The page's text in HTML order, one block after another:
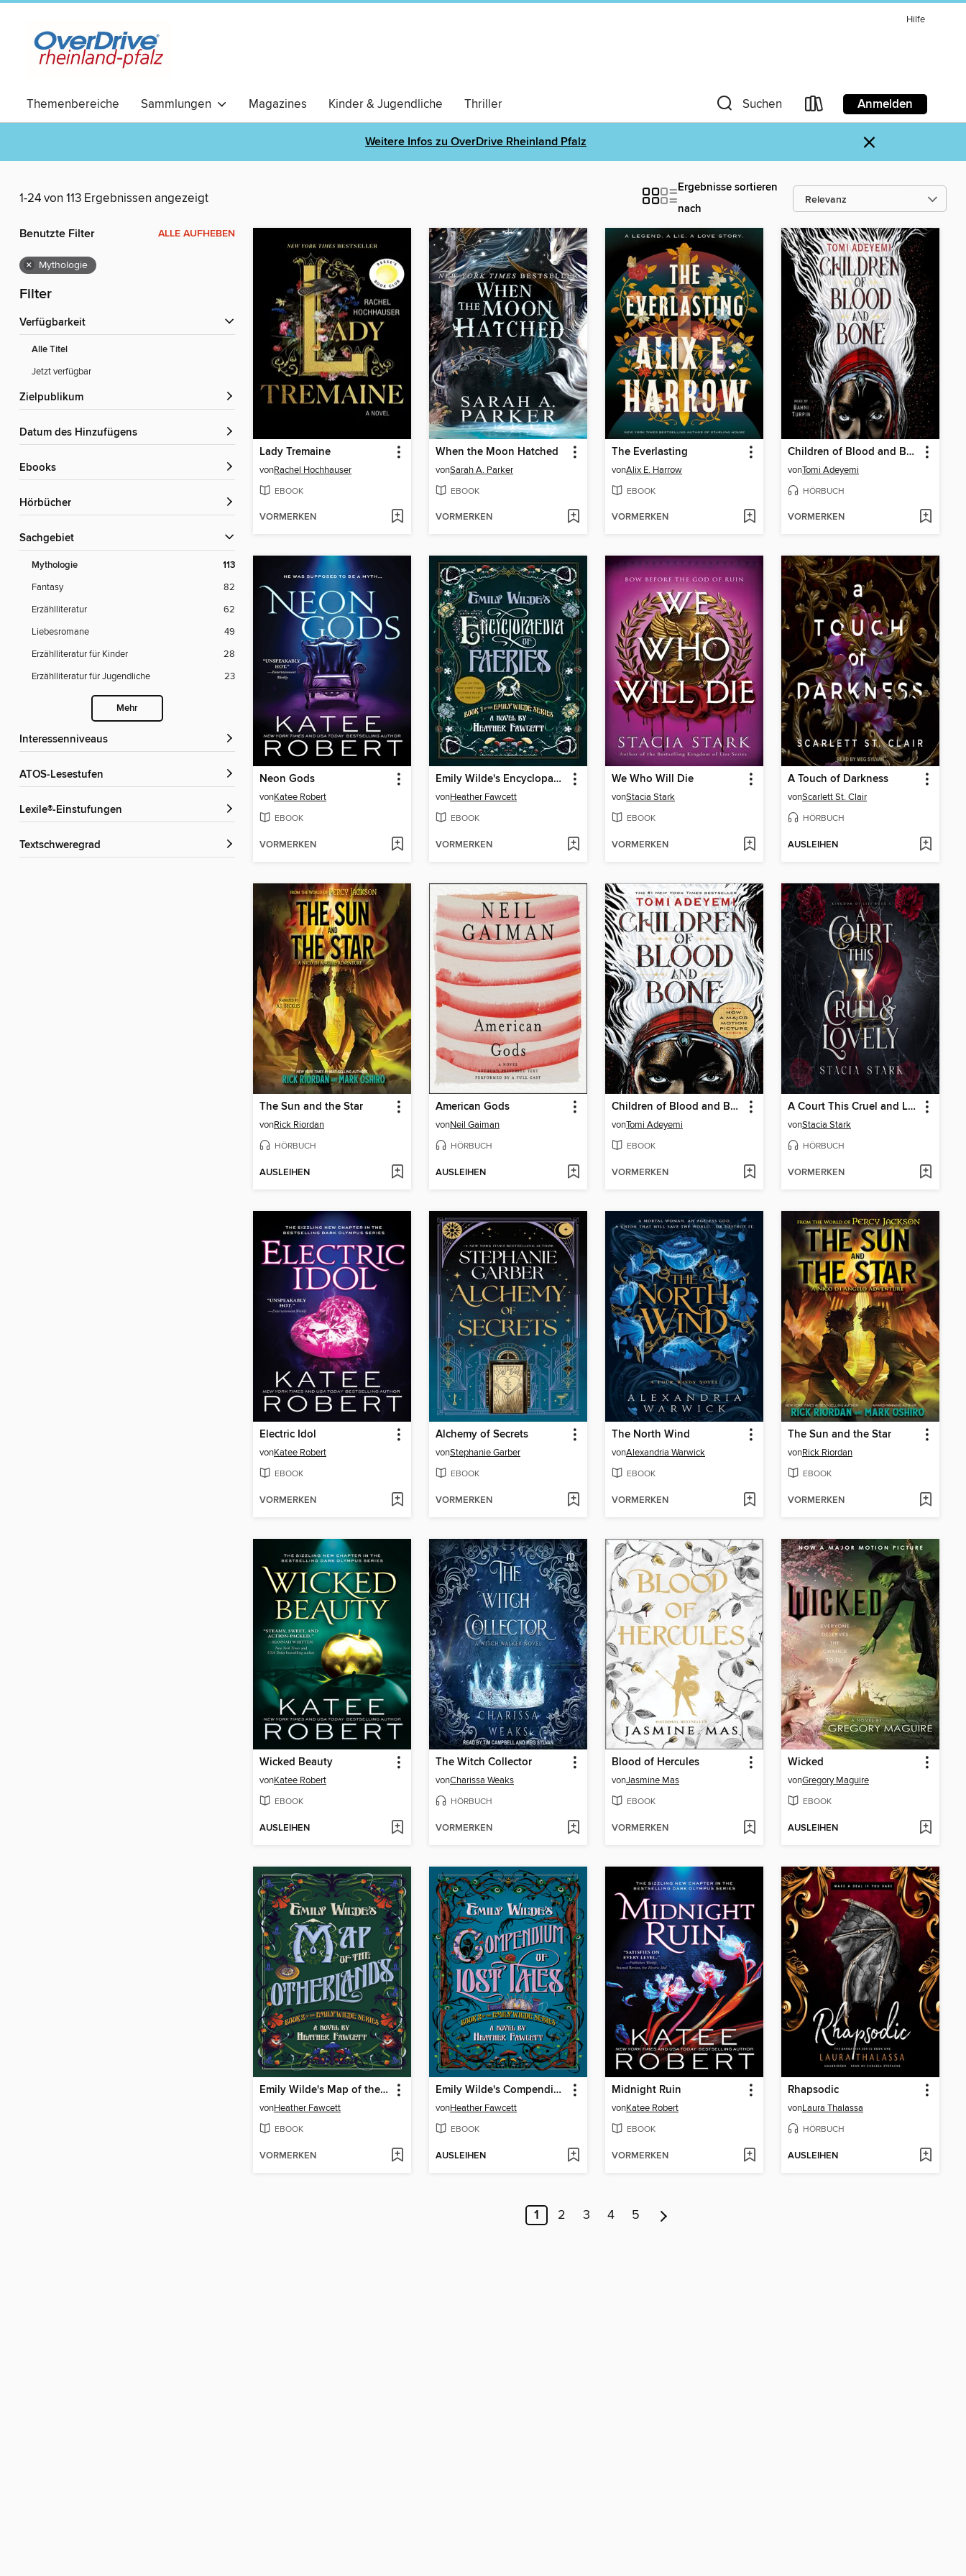
Hilfe
Themenbereiche Sammlungen Magazines Kinder & Jugendliche
Thriller
RomCom
Suchen Anmelden
Weitere Infos zu OverDrive Rheinland Pfalz ×
1-24 von 113 Ergebnissen angezeigt
Ergebnisse sortieren
nach
Benutzte Filter ALLE AUFHEBEN
× Mythologie
Filter
Verfügbarkeit
Alle Titel
Jetzt verfügbar
Zielpublikum
Datum des Hinzufügens
ebooks
Hörbücher
Sachgebiet
Mythologie 113
Fantasy
82
Erzählliteratur
62
Liebesromane
49
Erzählliteratur für Kinder
28
Erzählliteratur für Jugendliche
23
Mehr
Interessenniveaus
ATOS-Lesestufen
Lexile®-Einstufungen
Textschweregrad
Lady Tremaine
vonRachel Hochhauser
EBOOK
VORMERKEN
When the Moon Hatched
vonSarah A. Parker
EBOOK
VORMERKEN
The Everlasting
vonAlix E. Harrow
EBOOK
VORMERKEN
Children of Blood and Bone
vonTomi Adeyemi
HÖRBUCH
VORMERKEN
Neon Gods
vonKatee Robert
EBOOK
VORMERKEN
Emily Wilde's Encyclopaedia of Faeries
vonHeather Fawcett
EBOOK
VORMERKEN
We Who Will Die
vonStacia Stark
EBOOK
VORMERKEN
A Touch of Darkness
vonScarlett St. Clair
HÖRBUCH
AUSLEIHEN
The Sun and the Star
vonRick Riordan
HÖRBUCH
AUSLEIHEN
American Gods
vonNeil Gaiman
HÖRBUCH
AUSLEIHEN
Children of Blood and Bone
vonTomi Adeyemi
EBOOK
VORMERKEN
A Court This Cruel and Lovely
vonStacia Stark
HÖRBUCH
VORMERKEN
Electric Idol
vonKatee Robert
EBOOK
VORMERKEN
Alchemy of Secrets
vonStephanie Garber
EBOOK
VORMERKEN
The North Wind
vonAlexandria Warwick
EBOOK
VORMERKEN
The Sun and the Star
vonRick Riordan
EBOOK
VORMERKEN
Wicked Beauty
vonKatee Robert
EBOOK
AUSLEIHEN
The Witch Collector
vonCharissa Weaks
HÖRBUCH
VORMERKEN
Blood of Hercules
vonJasmine Mas
EBOOK
VORMERKEN
Wicked
vonGregory Maguire
EBOOK
AUSLEIHEN
Emily Wilde's Map of the Otherlands
vonHeather Fawcett
EBOOK
VORMERKEN
Emily Wilde's Compendium of Lost Tales
vonHeather Fawcett
EBOOK
AUSLEIHEN
Midnight Ruin
vonKatee Robert
EBOOK
VORMERKEN
Rhapsodic
vonLaura Thalassa
HÖRBUCH
AUSLEIHEN
1 2 3 4 5